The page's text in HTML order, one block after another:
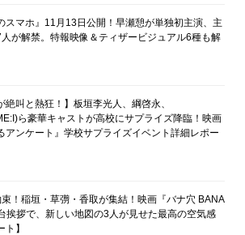
スマホ』11月13日公開！早瀬憩が単独初主演、主
が解禁。特報映像＆ティザービジュアル6種も解
絶叫と熱狂！】板垣李光人、綱啓永、
ら豪華キャストが高校にサプライズ降臨！映画
アンケート』学校サプライズイベント詳細レポー
！稲垣・草彅・香取が集結！映画『バナ穴 BANA
挨拶で、新しい地図の3人が見せた最高の空気感
ト】